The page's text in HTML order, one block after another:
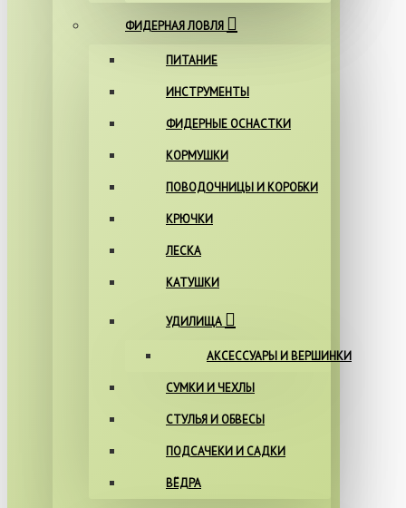
ФИДЕРНАЯ ЛОВЛЯ
ПИТАНИЕ
ИНСТРУМЕНТЫ
ФИДЕРНЫЕ ОСНАСТКИ
КОРМУШКИ
ПОВОДОЧНИЦЫ И КОРОБКИ
КРЮЧКИ
ЛЕСКА
КАТУШКИ
УДИЛИЩА
АКСЕССУАРЫ И ВЕРШИНКИ
СУМКИ И ЧЕХЛЫ
СТУЛЬЯ И ОБВЕСЫ
ПОДСАЧЕКИ И САДКИ
ВЁДРА